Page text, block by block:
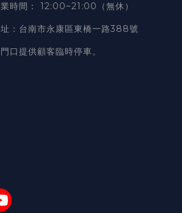
時間 ： 12:00~21:00（無休）
：台南市永康區東橋一路388號
口提供顧客臨時停車。